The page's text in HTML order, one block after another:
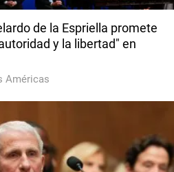
de la Espriella promete
y la libertad" en
Américas